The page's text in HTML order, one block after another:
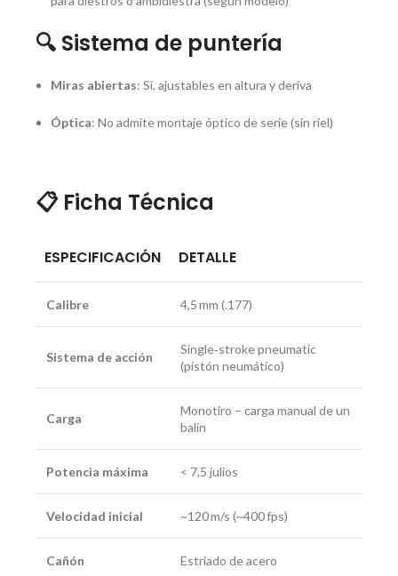
🔍 Sistema de puntería
Miras abiertas: Sí, ajustables en altura y deriva
Óptica: No admite montaje óptico de serie (sin riel)
📋 Ficha Técnica
ESPECIFICACIÓN DETALLE
Calibre 4,5 mm (.177)
Sistema de acción
Single‑stroke pneumatic
(pístón neumático)
Carga
Monotiro – carga manual de un
balín
Potencia máxima < 7,5 julios
Velocidad inicial ~120 m/s (~400 fps)
Cañón Estriado de acero